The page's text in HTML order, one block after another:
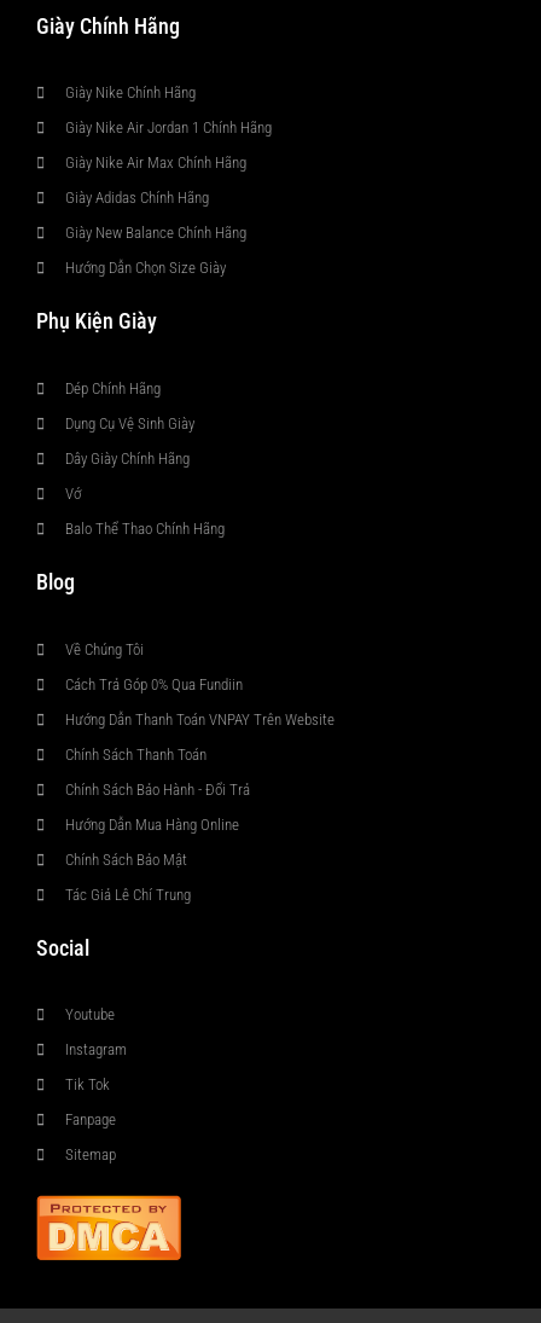
Giày Chính Hãng
Giày Nike Chính Hãng
Giày Nike Air Jordan 1 Chính Hãng
Giày Nike Air Max Chính Hãng
Giày Adidas Chính Hãng
Giày New Balance Chính Hãng
Hướng Dẫn Chọn Size Giày
Phụ Kiện Giày
Dép Chính Hãng
Dụng Cụ Vệ Sinh Giày
Dây Giày Chính Hãng
Vớ
Balo Thể Thao Chính Hãng
Blog
Về Chúng Tôi
Cách Trả Góp 0% Qua Fundiin
Hướng Dẫn Thanh Toán VNPAY Trên Website
Chính Sách Thanh Toán
Chính Sách Bảo Hành - Đổi Trả
Hướng Dẫn Mua Hàng Online
Chính Sách Bảo Mật
Tác Giả Lê Chí Trung
Social
Youtube
Instagram
Tik Tok
Fanpage
Sitemap